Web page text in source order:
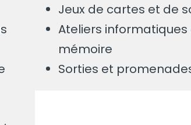
Jeux de cartes et de
Ateliers informatiques
mémoire
Sorties et